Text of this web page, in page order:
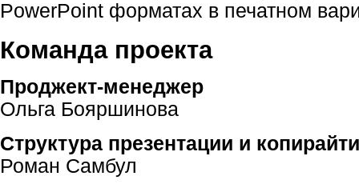
PowerPoint форматах в печатном
Команда проекта
Проджект-менеджер
Ольга Бояршинова
Структура презентации и
Роман Самбул